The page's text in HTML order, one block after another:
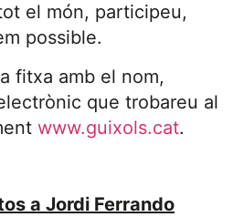
el món, participeu,
possible.
fitxa amb el nom,
que trobareu al
www.guixols.cat.
a Jordi Ferrando